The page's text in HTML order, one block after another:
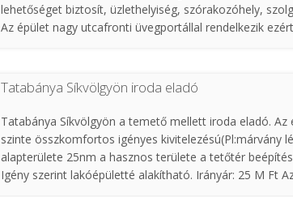
lehetőséget biztosít, üzlethelyiség, szórakozóhely,
Az épület nagy utcafronti üvegportállal rendelkezik
Tatabánya Síkvölgyön iroda eladó
Tatabánya Síkvölgyön a temető mellett iroda eladó. Az
szinte összkomfortos igényes kivitelezésú(Pl:márvány
alapterülete 25nm a hasznos területe a tetőtér
Igény szerint lakóépületté alakítható. Irányár: 25 M Ft